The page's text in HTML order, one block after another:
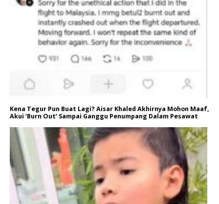
Kena Tegur Pun Buat Lagi? Aisar Khaled Akhirnya Mohon Maaf,
Akui ‘Burn Out’ Sampai Ganggu Penumpang Dalam Pesawat